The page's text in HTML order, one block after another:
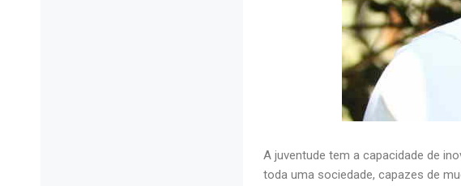
A juventude tem a capacidade de
toda uma sociedade, capazes de